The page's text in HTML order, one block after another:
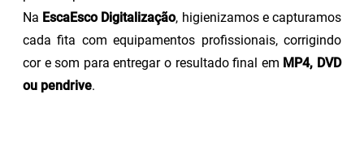
Na EscaEsco Digitalização, higienizamos e capturamos
cada fita com equipamentos profissionais, corrigindo
cor e som para entregar o resultado final em MP4, DVD
ou pendrive.